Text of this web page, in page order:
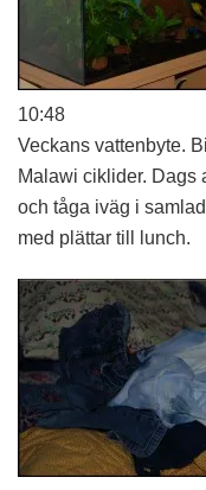
10:48
Veckans vattenbyte.
Malawi ciklider. Dags
och tåga iväg i
med plättar till lunch.